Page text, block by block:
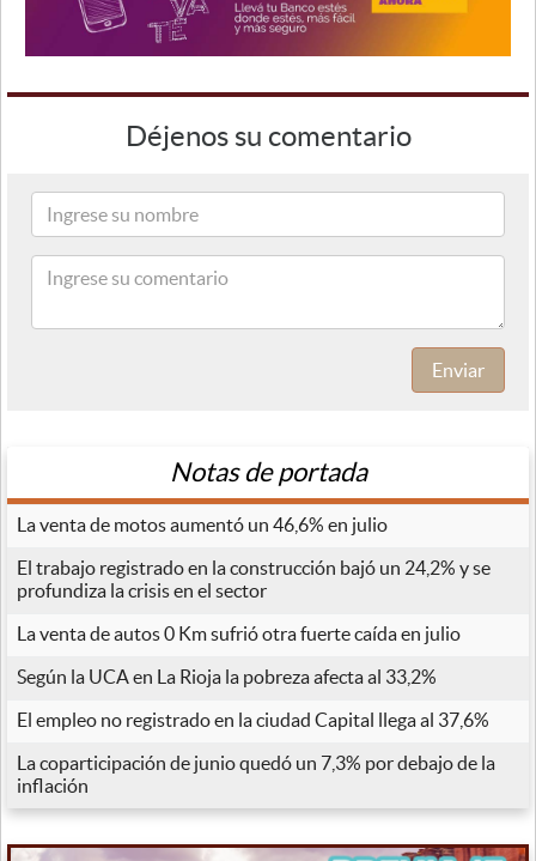
Déjenos su comentario
Enviar
Notas de portada
La venta de motos aumentó un 46,6% en julio
El trabajo registrado en la construcción bajó un 24,2% y se
profundiza la crisis en el sector
La venta de autos 0 Km sufrió otra fuerte caída en julio
Según la UCA en La Rioja la pobreza afecta al 33,2%
El empleo no registrado en la ciudad Capital llega al 37,6%
La coparticipación de junio quedó un 7,3% por debajo de la
inflación